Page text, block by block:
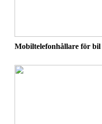
Mobiltelefonhållare för